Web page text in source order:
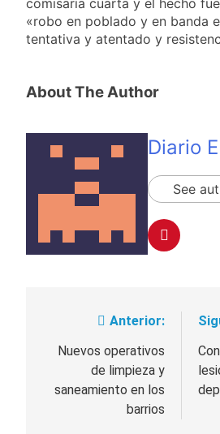
comisaría cuarta y el hecho
«robo en poblado y en banda
tentativa y atentado y
About The Author
Diario
See
Navegación
de
entradas
Anterior:
Nuevos operativos
de limpieza y
saneamiento en los
barrios